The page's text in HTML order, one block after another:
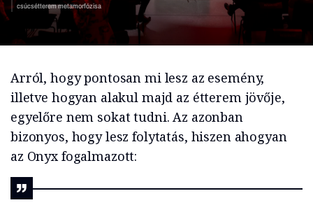
csúcsétterem metamorfózisa
Arról, hogy pontosan mi lesz az esemény,
illetve hogyan alakul majd az étterem jövője,
egyelőre nem sokat tudni. Az azonban
bizonyos, hogy lesz folytatás, hiszen ahogyan
az Onyx fogalmazott: